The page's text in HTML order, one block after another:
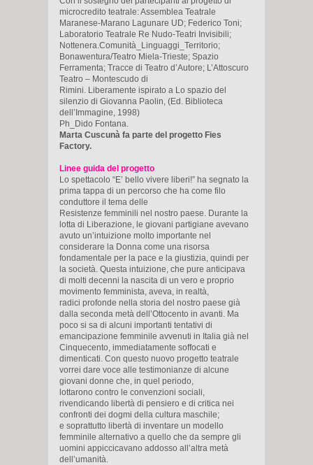
microcredito teatrale: Assemblea Teatrale
Maranese-Marano Lagunare UD; Federico Toni;
Laboratorio Teatrale Re Nudo-Teatri Invisibili;
Nottenera.Comunità_Linguaggi_Territorio;
Bonawentura/Teatro Miela-Trieste; Spazio
Ferramenta; Tracce di Teatro d’Autore; L’Attoscuro
Teatro – Montescudo di
Rimini. Liberamente ispirato a Lo spazio del
silenzio di Giovanna Paolin, (Ed. Biblioteca
dell’Immagine, 1998)
Ph_Dido Fontana.
Marta Cuscunà fa parte del progetto Fies
Factory.
Linee guida del progetto
Lo spettacolo “E’ bello vivere liberi!” ha segnato la
prima tappa di un percorso che ha come filo
conduttore il tema delle
Resistenze femminili nel nostro paese. Durante la
lotta di Liberazione, le giovani partigiane avevano
avuto un’intuizione molto importante nel
considerare la Donna come una risorsa
fondamentale per la pace e la giustizia, quindi per
la società. Questa intuizione, che pure anticipava
di molti decenni la nascita di un vero e proprio
movimento femminista, aveva, in realtà,
radici profonde nella storia del nostro paese già
dalla seconda metà dell’Ottocento in avanti. Ma
poco si sa di alcuni importanti tentativi di
emancipazione femminile avvenuti in Italia già nel
Cinquecento, immediatamente soffocati e
dimenticati. Con questo nuovo progetto teatrale
vorrei dare voce alle testimonianze di alcune
giovani donne che, in quel periodo,
lottarono contro le convenzioni sociali,
rivendicando libertà di pensiero e di critica nei
confronti dei dogmi della cultura maschile;
e soprattutto libertà di inventare un modello
femminile alternativo a quello che da sempre gli
uomini appiccicavano addosso all’altra metà
dell’umanità.